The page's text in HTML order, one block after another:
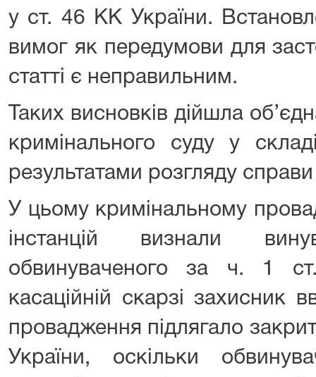
у ст. 46 КК України.
вимог як передумови для
статті є неправильним.
Таких висновків дійшла
кримінального суду у
результатами розгляду
У цьому кримінальному
інстанцій визнали
обвинуваченого за ч. 1
касаційній скарзі захисник
провадження підлягало
України, оскільки